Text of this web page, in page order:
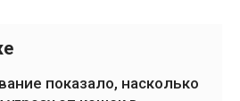
показало, насколько